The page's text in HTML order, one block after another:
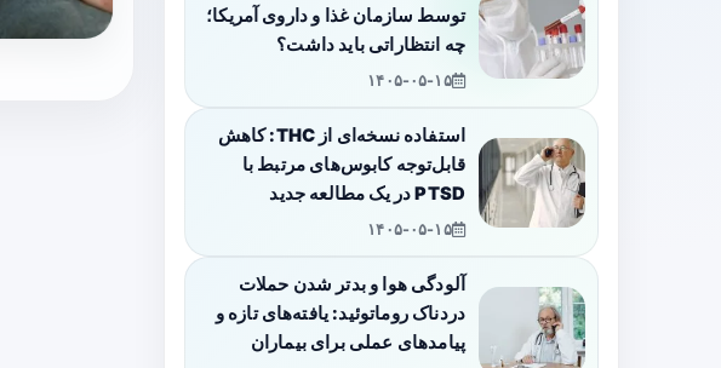
توسط سازمان غذا و داروی آمریکا؛
چه انتظاراتی باید داشت؟
۱۴۰۵-۰۵-۱۵
استفاده نسخه‌ای از THC: کاهش
قابل‌توجه کابوس‌های مرتبط با
PTSD در یک مطالعه جدید
۱۴۰۵-۰۵-۱۵
آلودگی هوا و بدتر شدن حملات
دردناک روماتوئید: یافته‌های تازه و
پیامدهای عملی برای بیماران